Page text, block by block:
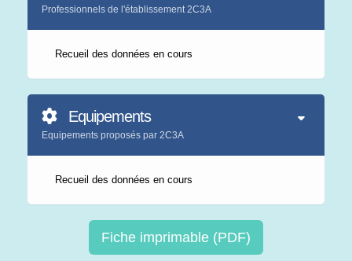
Professionnels de l'établissement 2C3A
Recueil des données en cours
Equipements
Equipements proposés par 2C3A
Recueil des données en cours
Fiche imprimable (PDF)